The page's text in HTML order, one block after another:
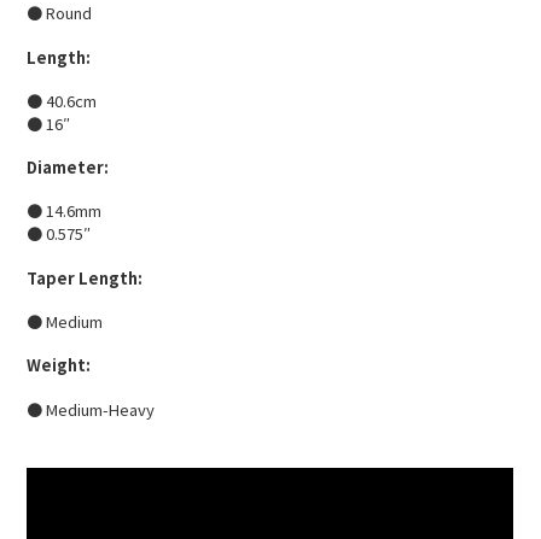
● Round
Length:
● 40.6cm
● 16″
Diameter:
● 14.6mm
● 0.575″
Taper Length:
● Medium
Weight:
● Medium-Heavy